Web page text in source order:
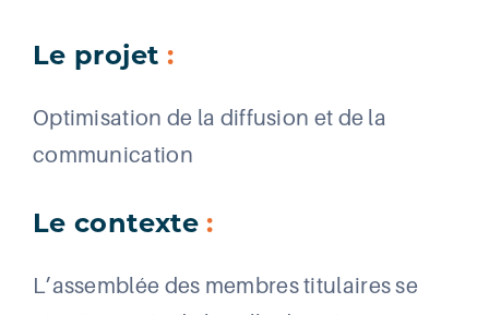
Le projet :
Optimisation de la diffusion et de la
communication
Le contexte:
L’assemblée des membres titulaires se